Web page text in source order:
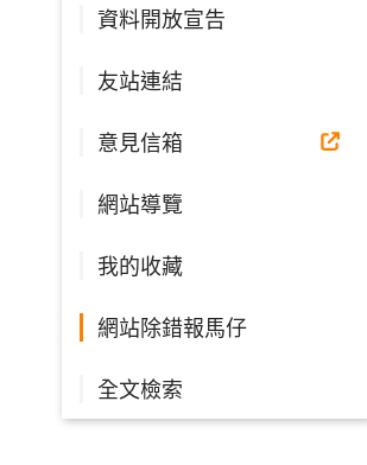
資料開放宣告
友站連結
意見信箱
網站導覽
我的收藏
網站除錯報馬仔
全文檢索